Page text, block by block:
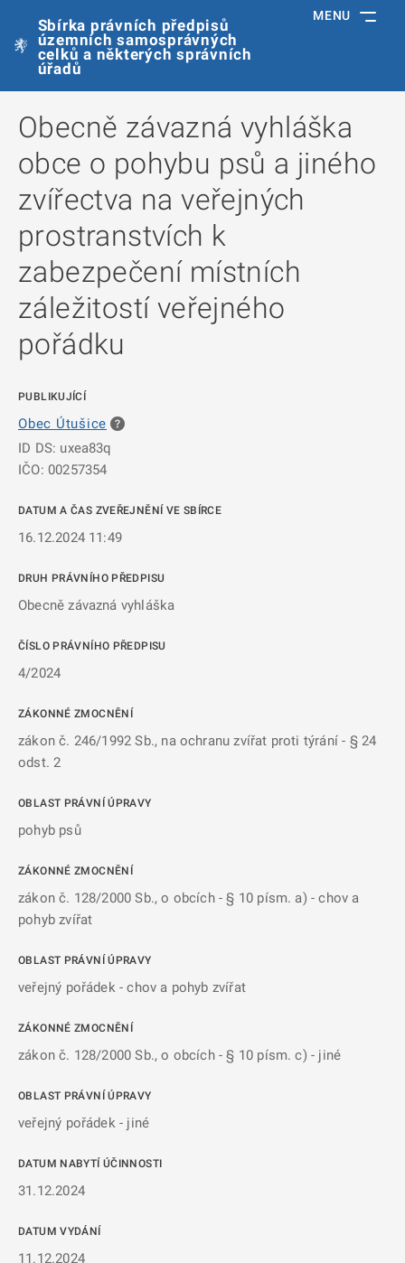
Sbírka právních předpisů
územních samosprávných
celků a některých správních
úřadů
MENU
Obecně závazná vyhláška
obce o pohybu psů a jiného
zvířectva na veřejných
prostranstvích k
zabezpečení místních
záležitostí veřejného
pořádku
PUBLIKUJÍCÍ
Obec Útušice
ID DS: uxea83q
IČO: 00257354
DATUM A ČAS ZVEŘEJNĚNÍ VE SBÍRCE
16.12.2024 11:49
DRUH PRÁVNÍHO PŘEDPISU
Obecně závazná vyhláška
ČÍSLO PRÁVNÍHO PŘEDPISU
4/2024
ZÁKONNÉ ZMOCNĚNÍ
zákon č. 246/1992 Sb., na ochranu zvířat proti týrání - § 24
odst. 2
OBLAST PRÁVNÍ ÚPRAVY
pohyb psů
ZÁKONNÉ ZMOCNĚNÍ
zákon č. 128/2000 Sb., o obcích - § 10 písm. a) - chov a
pohyb zvířat
OBLAST PRÁVNÍ ÚPRAVY
veřejný pořádek - chov a pohyb zvířat
ZÁKONNÉ ZMOCNĚNÍ
zákon č. 128/2000 Sb., o obcích - § 10 písm. c) - jiné
OBLAST PRÁVNÍ ÚPRAVY
veřejný pořádek - jiné
DATUM NABYTÍ ÚČINNOSTI
31.12.2024
DATUM VYDÁNÍ
11.12.2024